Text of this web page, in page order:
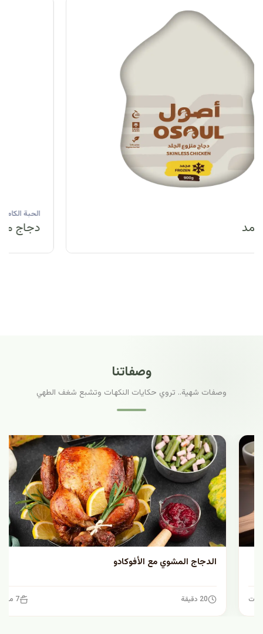
وصفاتنا
وصفات شهية.. تروي حكايات النكهات وتشبع شغف الطهي
الدجاج المشوي مع الأفوكادو